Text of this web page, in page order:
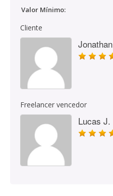
Valor Mínimo:
Cliente
Jonathan
Freelancer vencedor
Lucas J.